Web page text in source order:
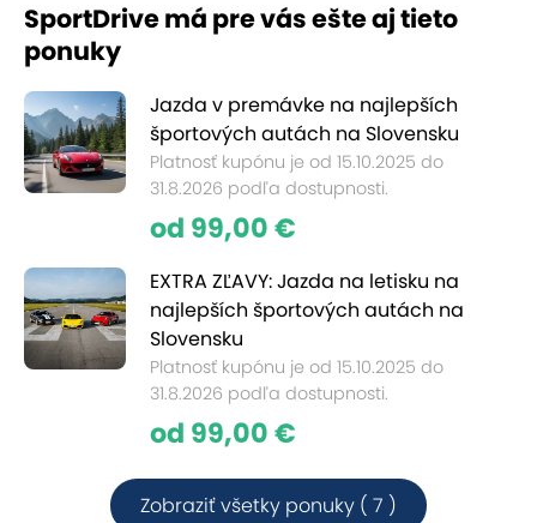
SportDrive má pre vás ešte aj tieto
ponuky
Jazda v premávke na najlepších
športových autách na Slovensku
Platnosť kupónu je od 15.10.2025 do
31.8.2026 podľa dostupnosti.
od 99,00 €
EXTRA ZĽAVY: Jazda na letisku na
najlepších športových autách na
Slovensku
Platnosť kupónu je od 15.10.2025 do
31.8.2026 podľa dostupnosti.
od 99,00 €
Zobraziť všetky ponuky ( 7 )